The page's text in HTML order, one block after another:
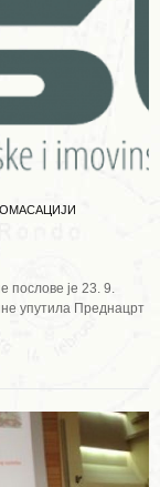
послове је 23. 9.
упутила Преднацрт